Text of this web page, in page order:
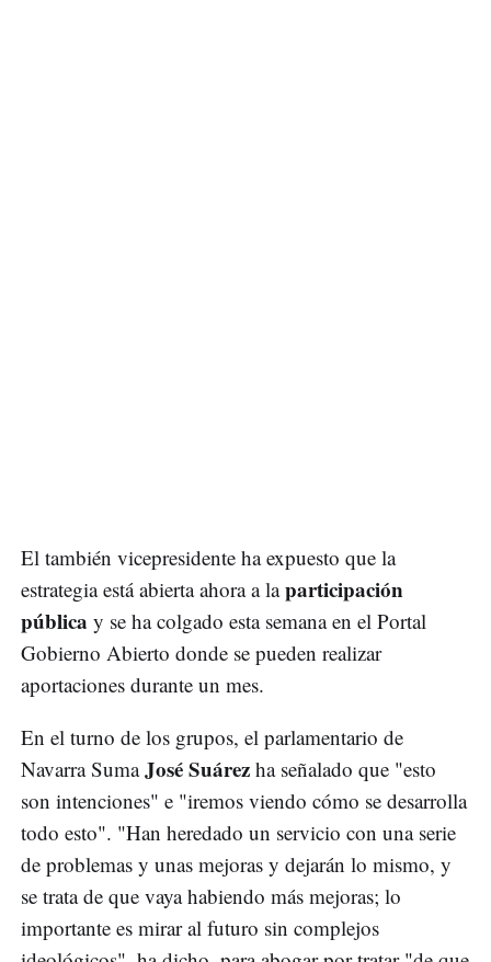
El también vicepresidente ha expuesto que la
estrategia está abierta ahora a laparticipación
pública y se ha colgado esta semana en el Portal
Gobierno Abierto donde se pueden realizar
aportaciones durante un mes.
En el turno de los grupos, el parlamentario de
Navarra SumaJosé Suárez ha señalado que "esto
son intenciones" e "iremos viendo cómo se desarrolla
todo esto". "Han heredado un servicio con una serie
de problemas y unas mejoras y dejarán lo mismo, y
se trata de que vaya habiendo más mejoras; lo
importante es mirar al futuro sin complejos